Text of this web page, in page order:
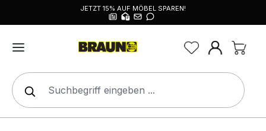
JETZT 15% AUF MÖBEL SPAREN!